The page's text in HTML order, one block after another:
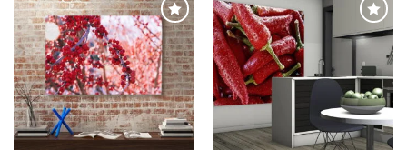
Adaugă
la
favorite
Adaugă
la
favorite